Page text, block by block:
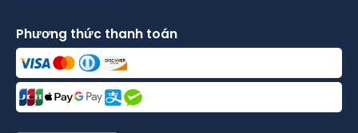
Phương thức thanh toán